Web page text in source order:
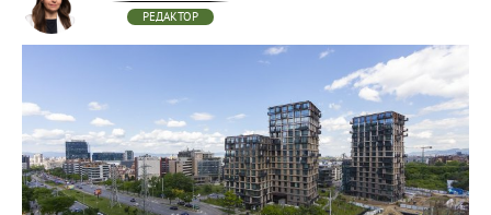
РЕДАКТОР